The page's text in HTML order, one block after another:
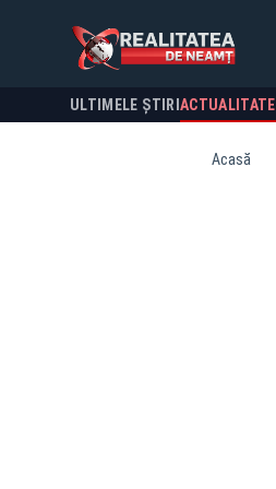
ULTIMELE ȘTIRI ACTUALITATE
Acasă